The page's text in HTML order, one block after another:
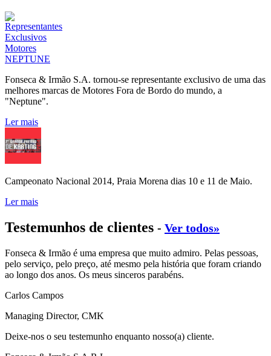
Fonseca & Irmão S.A. tornou-se representante exclusivo de uma das
melhores marcas de Motores Fora de Bordo do mundo, a
"Neptune".
Ler mais
Campeonato Nacional 2014, Praia Morena dias 10 e 11 de Maio.
Ler mais
Testemunhos de clientes - Ver todos»
Fonseca & Irmão é uma empresa que muito admiro. Pelas pessoas,
pelo serviço, pelo preço, até mesmo pela história que foram criando
ao longo dos anos. Os meus sinceros parabéns.
Carlos Campos
Managing Director, CMK
Deixe-nos o seu testemunho enquanto nosso(a) cliente.